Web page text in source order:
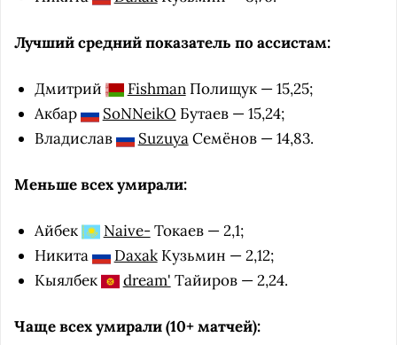
Лучший средний показатель по ассистам:
Дмитрий FishmanПолищук — 15,25;
Акбар
SoNNeikO Бутаев — 15,24;
Владислав
SuzuyaСемёнов — 14,83.
Меньше всех умирали:
Айбек Naive-Токаев — 2,1;
Никита
DaxakКузьмин — 2,12;
Кыялбек
dream' Тайиров — 2,24.
Чаще всех умирали (10+ матчей):